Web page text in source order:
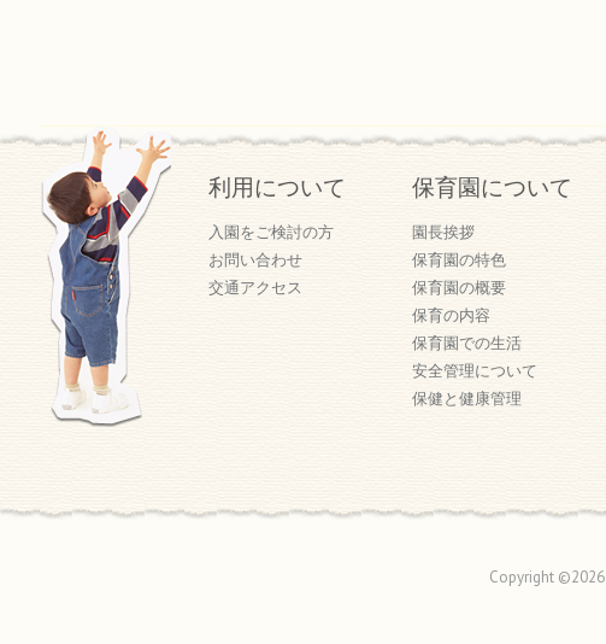
利用について
入園をご検討の方
お問い合わせ
交通アクセス
保育園について
園長挨拶
保育園の特色
保育園の概要
保育の内容
保育園での生活
安全管理について
保健と健康管理
Copyright ©2026